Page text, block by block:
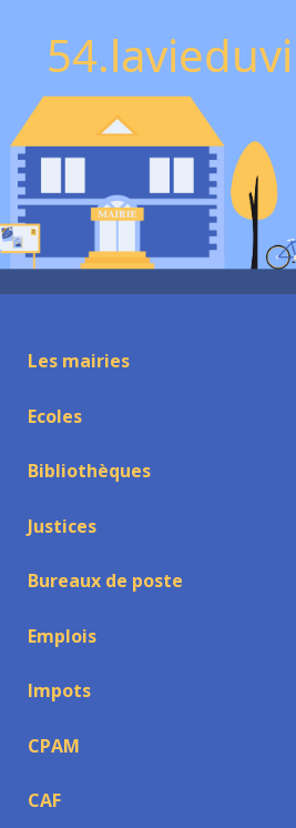
Les mairies
Ecoles
Bibliothèques
Justices
Bureaux de poste
Emplois
Impots
CPAM
CAF